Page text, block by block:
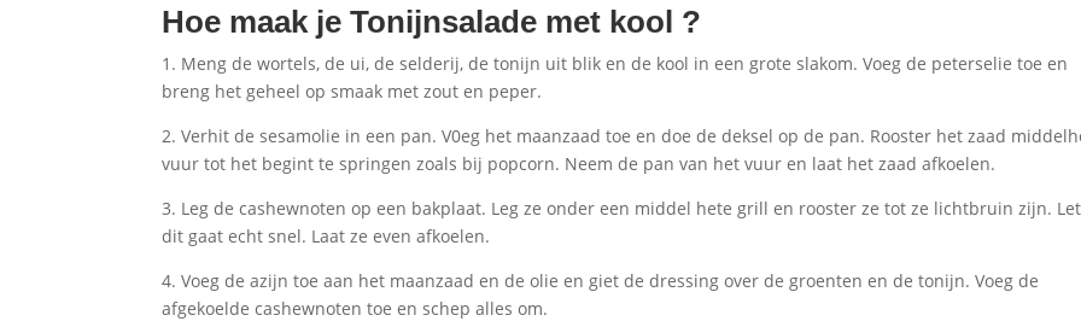
Hoe maak jeTonijnsalade met kool ?
1. Meng de wortels, de ui, de selderij, de tonijn uit blik en de kool in een grote slakom. Voeg de peterselie toe en
breng het geheel op smaak met zout en peper.
2. Verhit de sesamolie in een pan. V0eg het maanzaad toe en doe de deksel op de pan. Rooster het zaad
vuur tot het begint te springen zoals bij popcorn. Neem de pan van het vuur en laat het zaad afkoelen.
3. Leg de cashewnoten op een bakplaat. Leg ze onder een middel hete grill en rooster ze tot ze lichtbruin zijn.
dit gaat echt snel. Laat ze even afkoelen.
4. Voeg de azijn toe aan het maanzaad en de olie en giet de dressing over de groenten en de tonijn. Voeg de
afgekoelde cashewnoten toe en schep alles om.